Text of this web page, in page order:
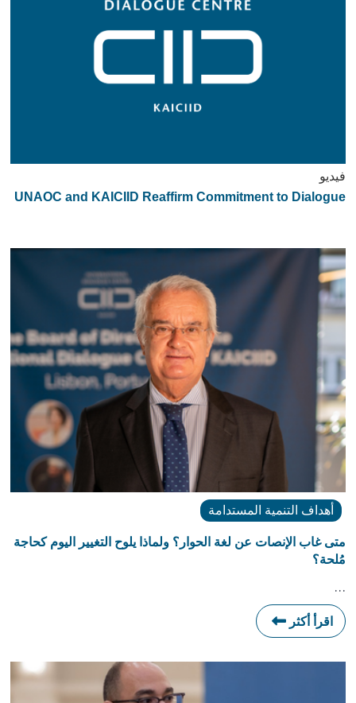
فيديو
UNAOC and KAICIID Reaffirm Commitment to Dialogue
أهداف التنمية المستدامة
متى غاب الإنصات عن لغة الحوار؟ ولماذا يلوح التغيير اليوم كحاجة
مُلحة؟
…
اقرأ أكثر